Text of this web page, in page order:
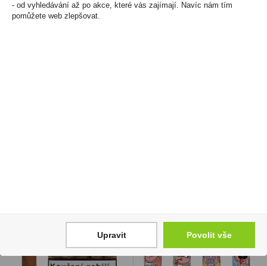
- od vyhledávání až po akce, které vás zajímají. Navíc nám tím
pomůžete web zlepšovat.
Upravit Povolit vše